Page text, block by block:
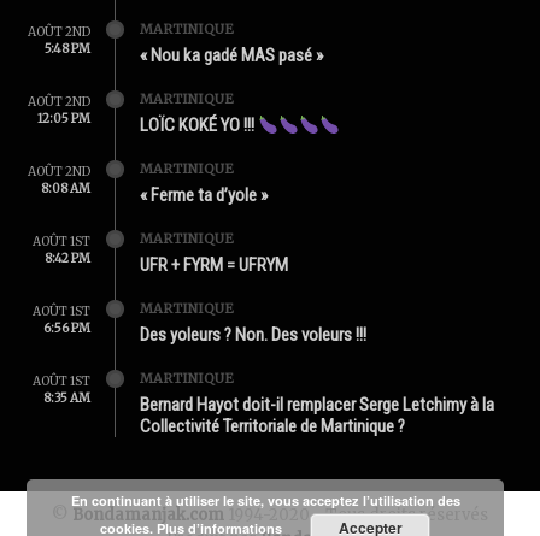
AOÛT 2ND
5:48 PM
MARTINIQUE
« Nou ka gadé MAS pasé »
AOÛT 2ND
12:05 PM
MARTINIQUE
LOÏC KOKÉ YO !!!
AOÛT 2ND
8:08 AM
MARTINIQUE
« Ferme ta d’yole »
AOÛT 1ST
8:42 PM
MARTINIQUE
UFR + FYRM = UFRYM
AOÛT 1ST
6:56 PM
MARTINIQUE
Des yoleurs ? Non. Des voleurs !!!
AOÛT 1ST
8:35 AM
MARTINIQUE
Bernard Hayot doit-il remplacer Serge Letchimy à la
Collectivité Territoriale de Martinique ?
Bondamanjak.com 1994-2020 - Tous droits réservés
En continuant à utiliser le site, vous acceptez l’utilisation des
cookies. Plus d’informations Accepter